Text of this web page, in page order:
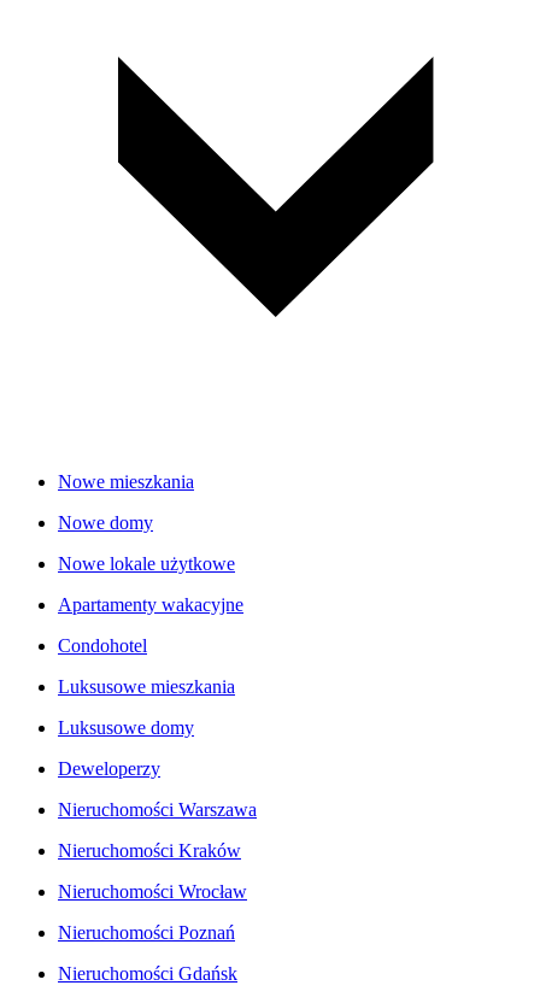
Nowe mieszkania
Nowe domy
Nowe lokale użytkowe
Apartamenty wakacyjne
Condohotel
Luksusowe mieszkania
Luksusowe domy
Deweloperzy
Nieruchomości Warszawa
Nieruchomości Kraków
Nieruchomości Wrocław
Nieruchomości Poznań
Nieruchomości Gdańsk